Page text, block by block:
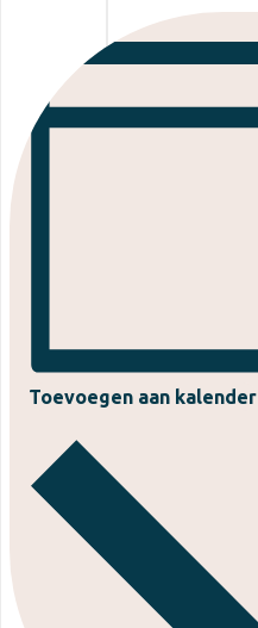
Toevoegen aan kalender